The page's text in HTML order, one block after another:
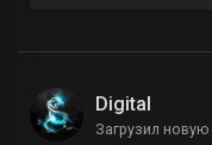
Digital
Загрузил